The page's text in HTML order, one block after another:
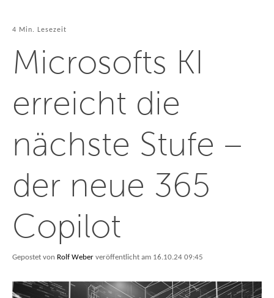
4 Min. Lesezeit
Microsofts KI
erreicht die
nächste Stufe –
der neue 365
Copilot
Gepostet von Rolf Weber veröffentlicht am 16.10.24 09:45